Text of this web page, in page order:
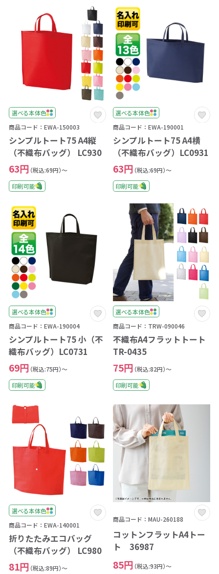
選べる本体色
商品コード：EWA-150003
シンプルトート75 A4縦
（不織布バッグ） LC930
63円 （税込:69円）～
印刷可能
選べる本体色
商品コード：EWA-190001
シンプルトート75 A4横
（不織布バッグ）LC0931
63円 （税込:69円）～
印刷可能
選べる本体色
商品コード：EWA-190004
シンプルトート75 小（不
織布バッグ）LC0731
69円 （税込:75円）～
印刷可能
選べる本体色
商品コード：TRW-090046
不織布A4フラットトート
TR-0435
75円 （税込:82円）～
印刷可能
選べる本体色
商品コード：EWA-140001
折りたたみエコバッグ
（不織布バッグ） LC980
81円 （税込:89円）～
商品コード：MAU-260188
コットンフラットA4トー
ト 36987
85円 （税込:93円）～